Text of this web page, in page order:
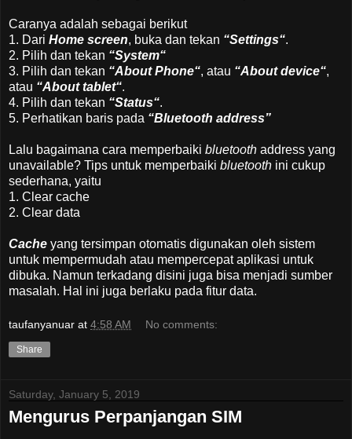
Caranya adalah sebagai berikut
1. Dari Home screen, buka dan tekan “Settings“.
2. Pilih dan tekan “System“
3. Pilih dan tekan “About Phone“, atau “About device“,
atau “About tablet“.
4. Pilih dan tekan “Status“.
5. Perhatikan baris pada “Bluetooth address”
Lalu bagaimana cara memperbaiki bluetooth address yang
unavailable? Tips untuk memperbaiki bluetooth ini cukup
sederhana, yaitu
1. Clear cache
2. Clear data
Cache yang tersimpan otomatis digunakan oleh sistem
untuk mempermudah atau mempercepat aplikasi untuk
dibuka. Namun terkadang disini juga bisa menjadi sumber
masalah. Hal ini juga berlaku pada fitur data.
taufanyanuar at 4:58 AM No comments:
Share
Saturday, January 5, 2019
Mengurus Perpanjangan SIM